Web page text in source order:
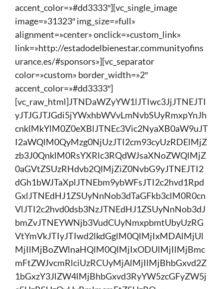
accent_color=»#dd3333″][vc_single_image
image=»31323″ img_size=»full»
alignment=»center» onclick=»custom_link»
link=»http://estadodelbienestar.communityofins
urance.es/#sponsors»][vc_separator
color=»custom» border_width=»2″
accent_color=»#dd3333″]
[vc_raw_html]JTNDaWZyYW1lJTIwc3JjJTNEJTI
yJTJGJTJGdi5jYWxhbWVvLmNvbSUyRmxpYnJh
cnklMkYlM0Z0eXBlJTNEc3Vic2NyaXB0aW9uJT
I2aWQlM0QyMzg0NjUzJTI2cm93cyUzRDElMjZ
zb3J0QnklM0RsYXRlc3RQdWJsaXNoZWQlMjZ
0aGVtZSUzRHdvb2QlMjZiZ0NvbG9yJTNEJTI2
dGh1bWJTaXplJTNEbm9ybWFsJTI2c2hvd1Rpd
GxlJTNEdHJ1ZSUyNnNob3dTaGFkb3clM0R0cn
VlJTI2c2hvd0dsb3NzJTNEdHJ1ZSUyNnNob3dJ
bmZvJTNEYWNjb3VudCUyNmxpbmtUbyUzRG
VtYmVkJTIyJTIwd2lkdGglM0QlMjIxMDAlMjUl
MjIlMjBoZWlnaHQlM0QlMjIxODUlMjIlMjBmc
mFtZWJvcmRlciUzRCUyMjAlMjIlMjBhbGxvd2Z
1bGxzY3JlZW4lMjBhbGxvd3RyYW5zcGFyZW5j